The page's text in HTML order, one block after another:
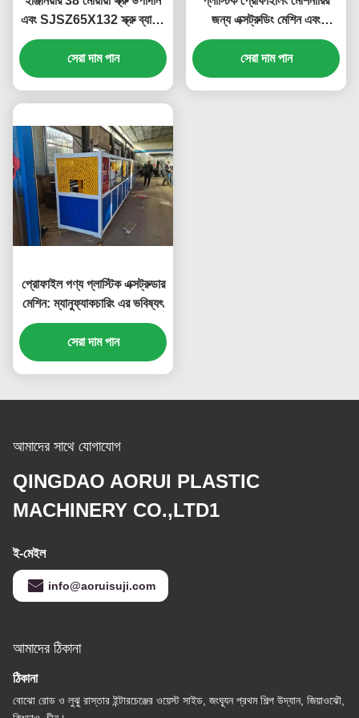
এবং SJSZ65X132 স্ক্রু ব্যাসার্ধ
সহ প্লাস্টিক প্রোফাইল এক্সট্রুশন
লাইন সার্ভিস করার অনুমতি দেয়
সেরা দাম পান
জন্য এক্সট্রুডিং মেশিন এবং
ব্যবহারকারী-বান্ধব
সেরা দাম পান
প্রোফাইল পণ্য প্লাস্টিক এক্সট্রুডার
মেশিন: ম্যানুফ্যাকচারিং এর ভবিষ্যৎ
সেরা দাম পান
আমাদের সাথে যোগাযোগ
QINGDAO AORUI PLASTIC
MACHINERY CO.,LTD1
ই-মেইল
info@aoruisuji.com
আমাদের ঠিকানা
ঠিকানা
বোঝো রোড ও লুঝু রাস্তার ইন্টারচেঞ্জের ওয়েস্ট সাইড, জংঘ্যূন প্রথম শিল্প উদ্যান, জিয়াওঝৌ,